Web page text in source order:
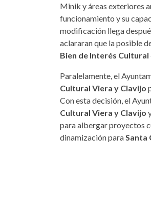
Minik y áreas exteriores
funcionamiento y su
modificación llega
aclararan que la posible
Bien de Interés Cultural
Paralelamente, el
Cultural Viera y Clavijo
Con esta decisión, el
Cultural Viera y Clavijo
para albergar proyectos
dinamización para Santa